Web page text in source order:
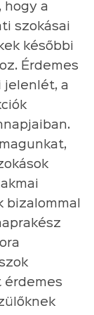
hogy a
szokásai
későbbi
Érdemes
jelenlét, a
bizalommal
érdemes